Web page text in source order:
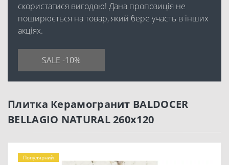
скористатися вигодою! Дана пропозиція не
поширюється на товар, який бере участь в інших
акціях.
SALE -10%
Плитка Керамогранит BALDOCER
BELLAGIO NATURAL 260x120
Популярний